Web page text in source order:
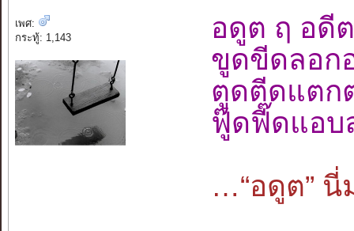
เพศ:
กระทู้: 1,143
อดูต ฤ อดี
ขูดขีดลอก
ตูดตีดแตก
ฟู๊ดฟี๊ดแอบ
…“อดูต”